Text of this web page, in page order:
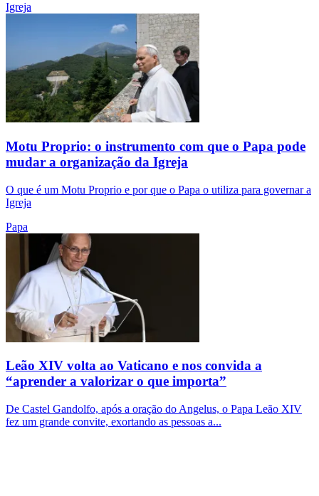
Igreja
Motu Proprio: o instrumento com que o Papa pode
mudar a organização da Igreja
O que é um Motu Proprio e por que o Papa o utiliza para governar a
Igreja
Papa
Leão XIV volta ao Vaticano e nos convida a
“aprender a valorizar o que importa”
De Castel Gandolfo, após a oração do Angelus, o Papa Leão XIV
fez um grande convite, exortando as pessoas a...